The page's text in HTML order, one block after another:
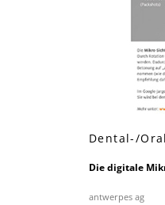
Dental-/
Die digitale
antwerpes ag